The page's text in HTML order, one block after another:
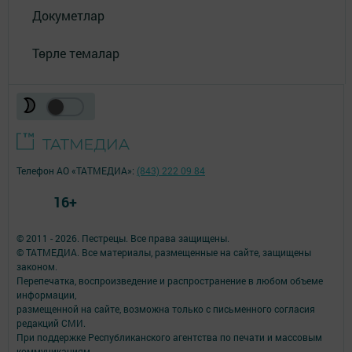
Докуметлар
Төрле темалар
© 2011 - 2026. Пестрецы. Все права защищены.
© ТАТМЕДИА. Все материалы, размещенные на сайте, защищены
законом.
Перепечатка, воспроизведение и распространение в любом объеме
информации,
размещенной на сайте, возможна только с письменного согласия
редакций СМИ.
При поддержке Республиканского агентства по печати и массовым
Телефон АО «ТАТМЕДИА»: (843) 222 09 84
16+